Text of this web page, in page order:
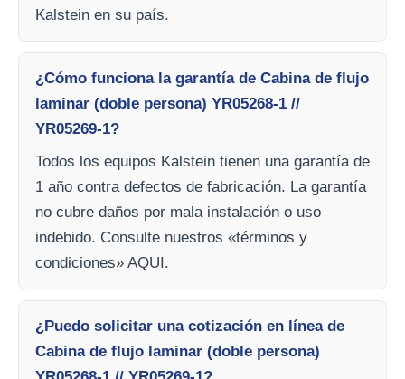
Kalstein en su país.
¿Cómo funciona la garantía de Cabina de flujo
laminar (doble persona) YR05268-1 //
YR05269-1?
Todos los equipos Kalstein tienen una garantía de
1 año contra defectos de fabricación. La garantía
no cubre daños por mala instalación o uso
indebido. Consulte nuestros «términos y
condiciones» AQUI.
¿Puedo solicitar una cotización en línea de
Cabina de flujo laminar (doble persona)